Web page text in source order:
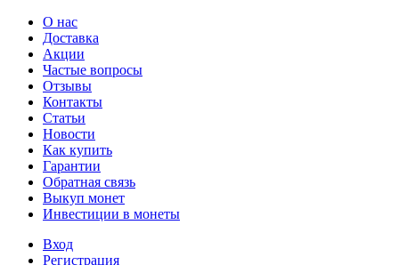
О нас
Доставка
Акции
Частые вопросы
Отзывы
Контакты
Статьи
Новости
Как купить
Гарантии
Обратная связь
Выкуп монет
Инвестиции в монеты
Вход
Регистрация